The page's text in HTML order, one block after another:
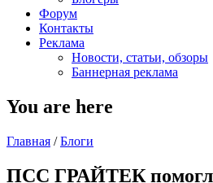
Форум
Контакты
Реклама
Новости, статьи, обзоры
Баннерная реклама
You are here
Главная / Блоги
ПСС ГРАЙТЕК